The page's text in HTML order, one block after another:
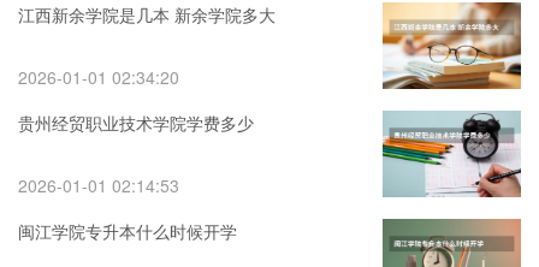
江西新余学院是几本 新余学院多大
2026-01-01 02:34:20
贵州经贸职业技术学院学费多少
2026-01-01 02:14:53
闽江学院专升本什么时候开学